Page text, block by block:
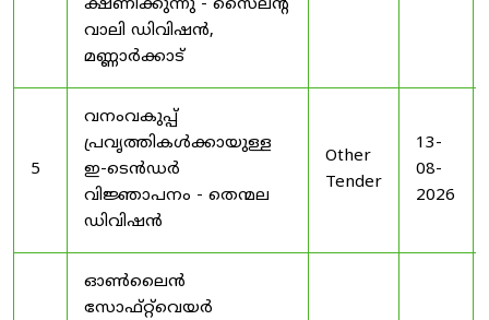
ക്ഷണിക്കുന്നു - സൈലന്റ്
വാലി ഡിവിഷൻ,
മണ്ണാർക്കാട്
5
വനംവകുപ്പ്
പ്രവൃത്തികൾക്കായുള്ള
ഇ-ടെൻഡർ
വിജ്ഞാപനം - തെന്മല
ഡിവിഷൻ
Other
Tender
13-
08-
2026
ഓൺലൈൻ
സോഫ്റ്റ്‌വെയർ